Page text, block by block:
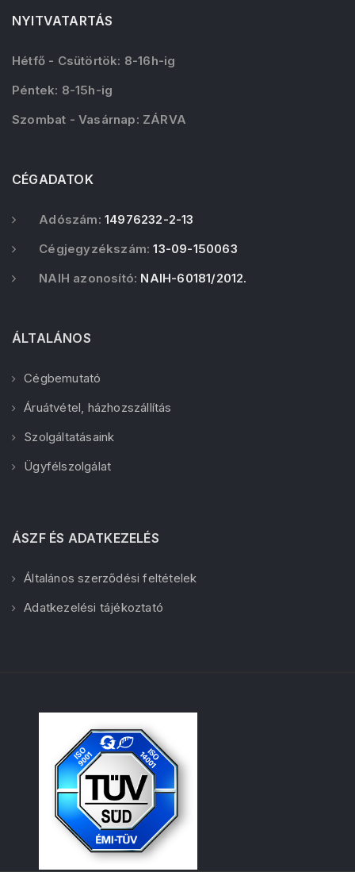
NYITVATARTÁS
Hétfő - Csütörtök: 8-16h-ig
Péntek: 8-15h-ig
Szombat - Vasárnap: ZÁRVA
CÉGADATOK
Adószám: 14976232-2-13
Cégjegyzékszám: 13-09-150063
NAIH azonosító: NAIH-60181/2012.
ÁLTALÁNOS
Cégbemutató
Áruátvétel, házhozszállítás
Szolgáltatásaink
Ügyfélszolgálat
ÁSZF ÉS ADATKEZELÉS
Általános szerződési feltételek
Adatkezelési tájékoztató